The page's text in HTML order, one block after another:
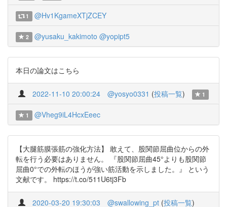
1 @Hv1KgameXTjZCEY
2 @yusaku_kakimoto @yopipt5
本日の論文はこちら
2022-11-10 20:00:24 @yosyo0331 (投稿一覧) 1
1 @Vheg9iL4HcxEeec
【大腿筋膜張筋の強化方法】 敢えて、股関節屈曲位からの外
転を行う必要はありません。 『股関節屈曲45°よりも股関節
屈曲0°での外転のほうが強い筋活動を示しました。』 という
文献です。 https://t.co/511U6tj3Fb
2020-03-20 19:30:03 @swallowing_pt (投稿一覧)